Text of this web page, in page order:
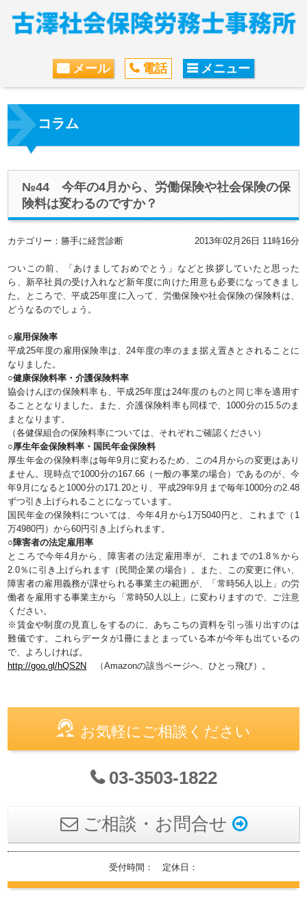
メール 電話 メニュー
コラム
№44 今年の4月から、労働保険や社会保険の保
険料は変わるのですか？
カテゴリー：勝手に経営診断 2013年02月26日 11時16分
ついこの前、「あけましておめでとう」などと挨拶していたと思った
ら、新卒社員の受け入れなど新年度に向けた用意も必要になってきまし
た。ところで、平成25年度に入って、労働保険や社会保険の保険料は、
どうなるのでしょう。
○雇用保険率
平成25年度の雇用保険率は、24年度の率のまま据え置きとされることに
なりました。
○健康保険料率・介護保険料率
協会けんぽの保険料率も、平成25年度は24年度のものと同じ率を適用す
ることとなりました。また、介護保険料率も同様で、1000分の15.5のま
まとなります。
（各健保組合の保険料率については、それぞれご確認ください）
○厚生年金保険料率・国民年金保険料
厚生年金の保険料率は毎年9月に変わるため、この4月からの変更はあり
ません。現時点で1000分の167.66（一般の事業の場合）であるのが、今
年9月になると1000分の171.20とり、平成29年9月まで毎年1000分の2.48
ずつ引き上げられることになっています。
国民年金の保険料については、今年4月から1万5040円と、これまで（1
万4980円）から60円引き上げられます。
○障害者の法定雇用率
ところで今年4月から、障害者の法定雇用率が、これまでの1.8％から
2.0％に引き上げられます（民間企業の場合）。また、この変更に伴い、
障害者の雇用義務が課せられる事業主の範囲が、「常時56人以上」の労
働者を雇用する事業主から「常時50人以上」に変わりますので、ご注意
ください。
※賃金や制度の見直しをするのに、あちこちの資料を引っ張り出すのは
難儀です。これらデータが1冊にまとまっている本が今年も出ているの
で、よろしければ。
http://goo.gl/hQS2N （Amazonの該当ページへ、ひとっ飛び）。
お気軽にご相談ください
03-3503-1822
ご相談・お問合せ
受付時間： 定休日：